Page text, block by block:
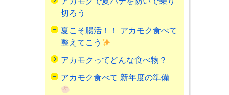
切ろう
夏こそ腸活！！ アカモク食べて
整えてこう
アカモクってどんな食べ物？
アカモク食べて 新年度の準備